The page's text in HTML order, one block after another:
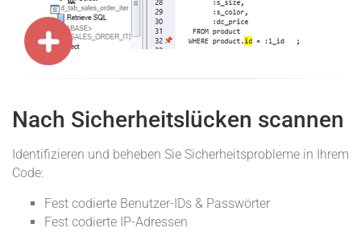
Nach Sicherheitslücken scannen
Identifizieren und beheben Sie Sicherheitsprobleme in Ihrem
Code:
Fest codierte Benutzer-IDs & Passwörter
Fest codierte IP-Adressen